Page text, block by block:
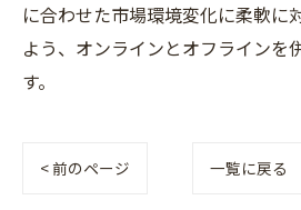
に合わせた市場環境変化に柔軟に
よう、オンラインとオフラインを
す。
< 前のページ 一覧に戻る